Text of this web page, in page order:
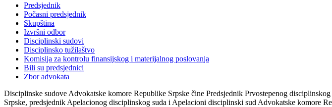
Predsjednik
Počasni predsjednik
Skupština
Izvršni odbor
Disciplinski sudovi
Disciplinsko tužilaštvo
Komisija za kontrolu finansijskog i materijalnog poslovanja
Bili su predsjednici
Zbor advokata
Disciplinske sudove Advokatske komore Republike Srpske čine Predsjednik Prvostepenog
Srpske, predsjednik Apelacionog disciplinskog suda i Apelacioni disciplinski sud Advokatske komore